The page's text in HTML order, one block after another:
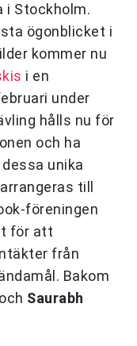
i Stockholm.
ögonblicket i
kommer nu
i en
under
hålls nu för
och ha
unika
till
föreningen
för att
från
Bakom
och Saurabh